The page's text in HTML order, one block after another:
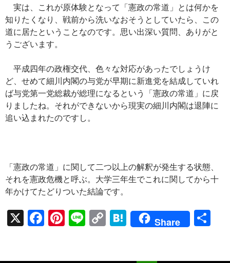
実は、これが原体験となって「憲政の常道」とは何かを
知りたくなり、戦前から洗いなおそうとしていたら、この
道に居たということなのです。思い出深い質問、ありがと
うございます。
平成四年の政権交代、色々な対応があったでしょうけ
ど、せめて細川内閣の与党が早期に新進党を結成していれ
ば与党第一党総裁が総理になるという「憲政の常道」に戻
りましたね。それができないから現実の細川内閣は退陣に
追い込まれたのですし。
「憲政の常道」に関して二つ以上の解釈が発生する状態、
それを憲政危機と呼ぶ。大学三年生でこれに関してから十
年かけてたどりついた結論です。
X
F
Pi Li
C
H
Share